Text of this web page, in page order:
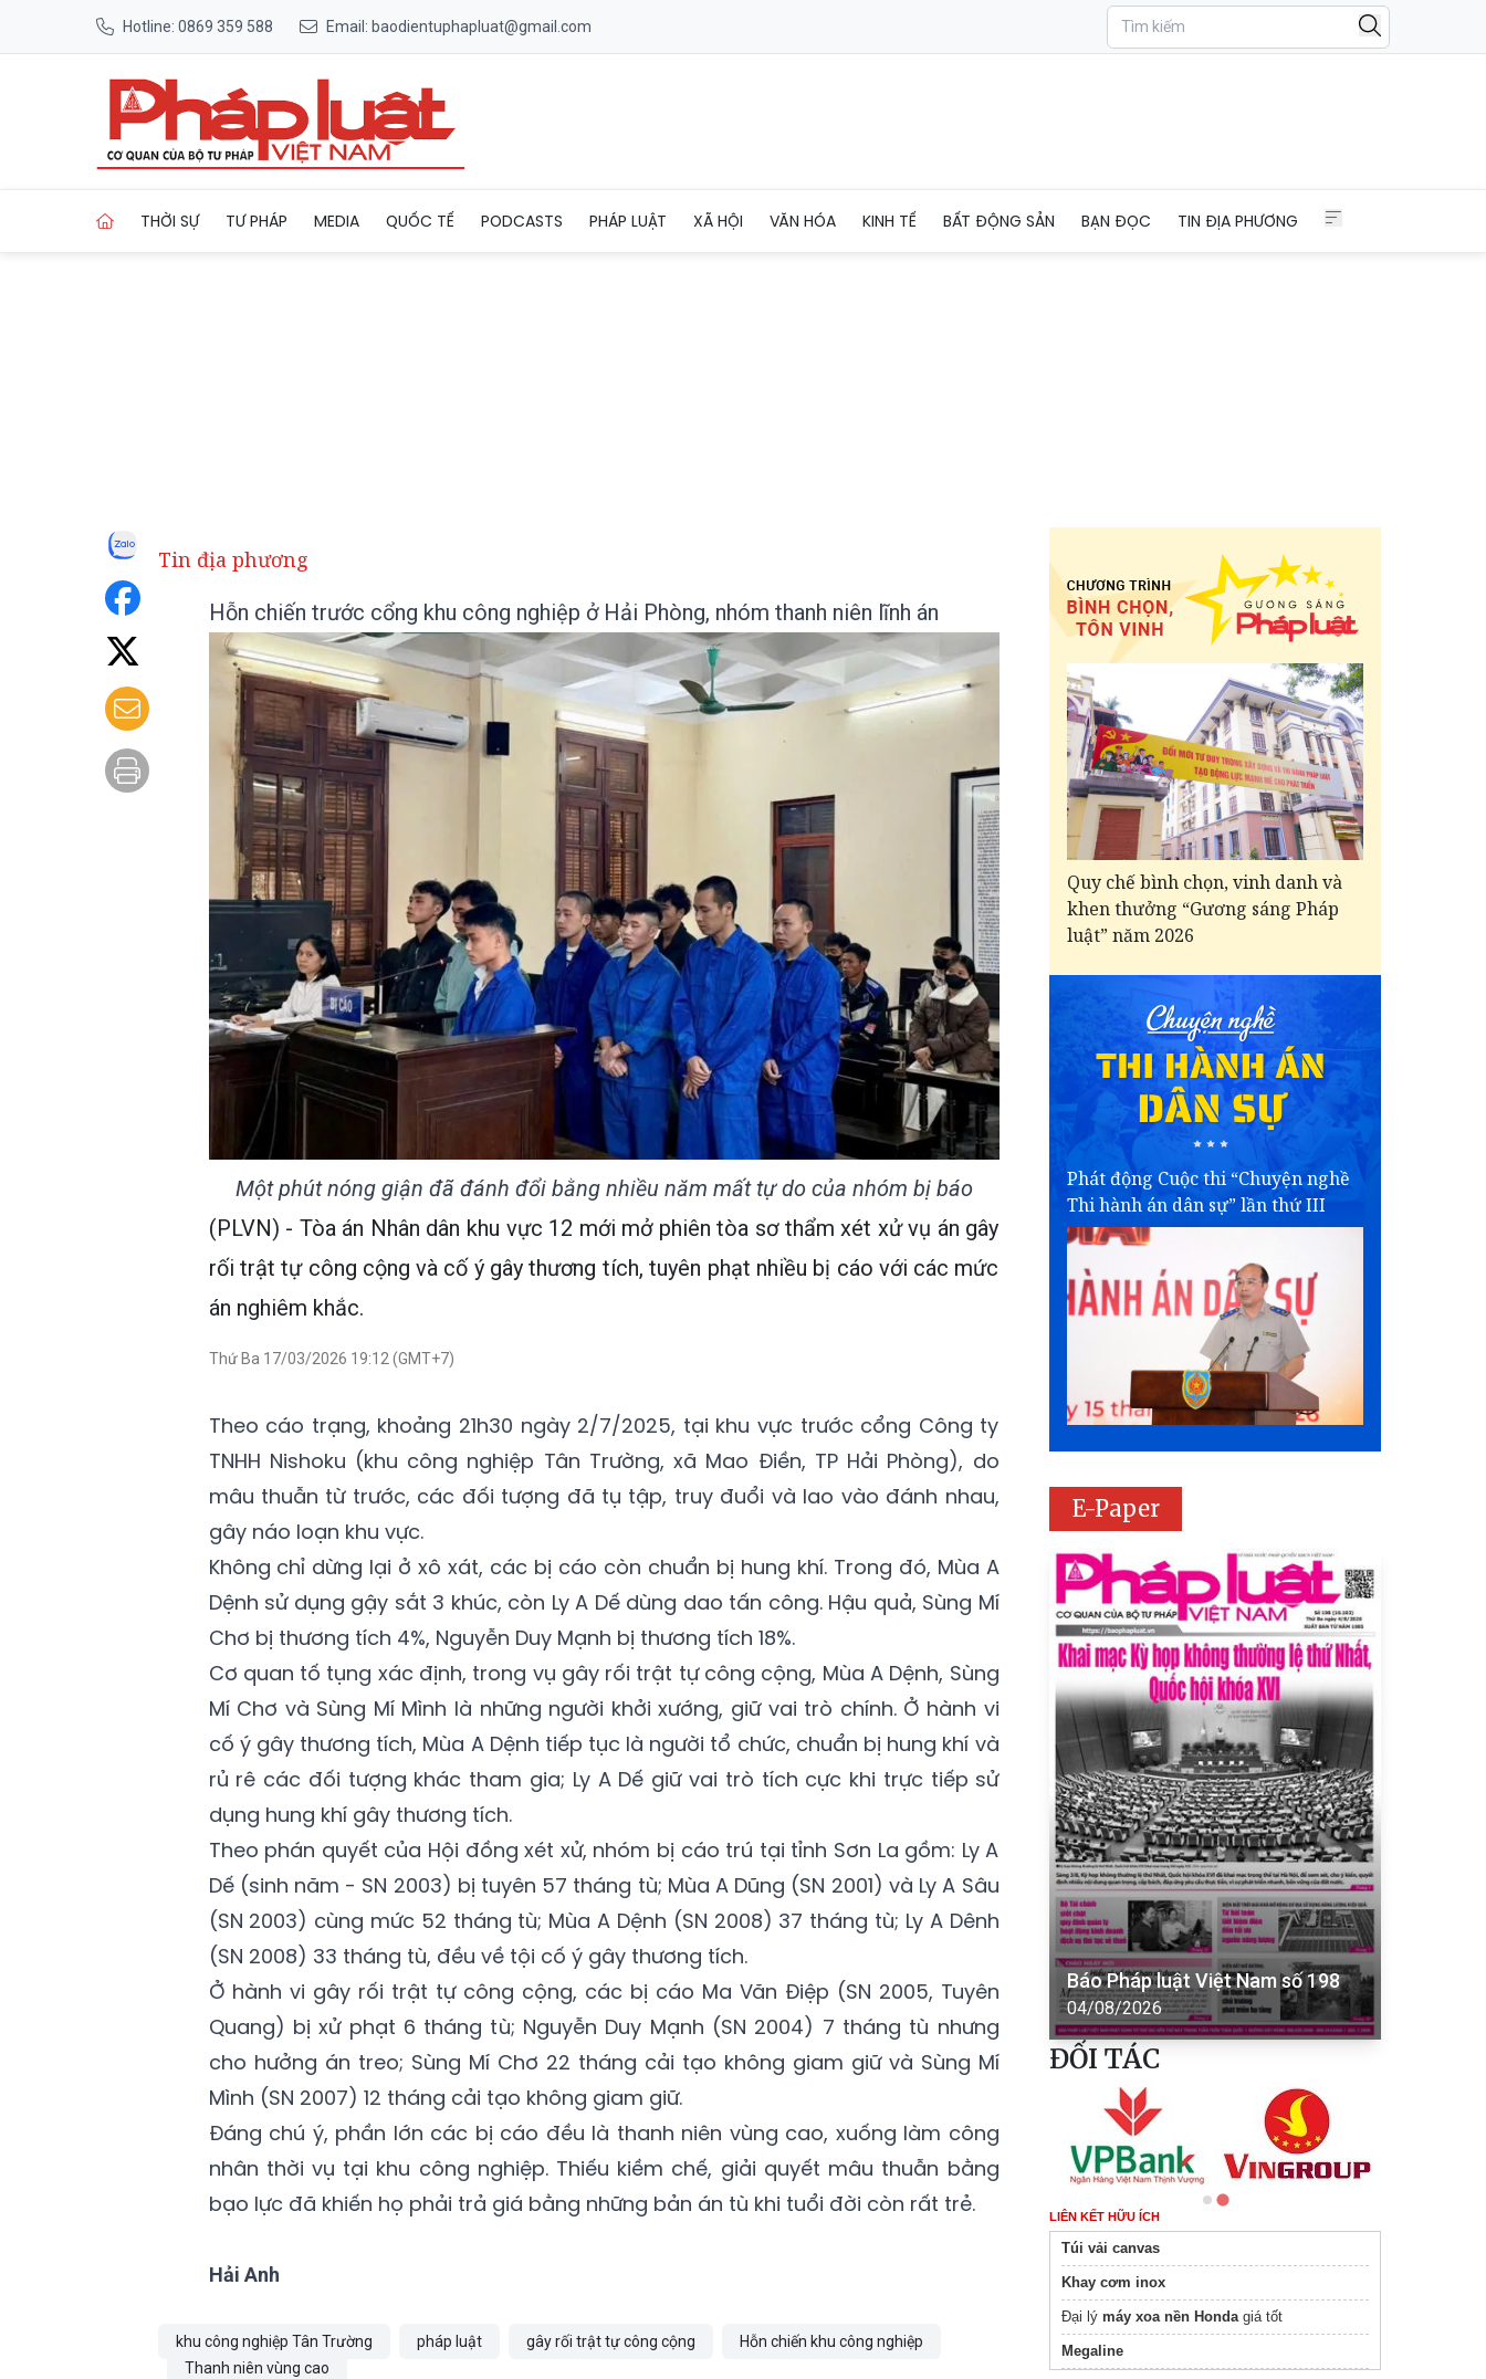
Hotline: 0869 359 588 Email: baodientuphapluat@gmail.com
THỜI SỰ TƯ PHÁP MEDIA QUỐC TẾ PODCASTS PHÁP LUẬT XÃ HỘI VĂN HÓA KINH TẾ BẤT ĐỘNG SẢN BẠN ĐỌC TIN ĐỊA PHƯƠNG
Tin địa phương
Hỗn chiến trước cổng khu công nghiệp ở Hải Phòng, nhóm thanh niên lĩnh án
Một phút nóng giận đã đánh đổi bằng nhiều năm mất tự do của nhóm bị báo
(PLVN) - Tòa án Nhân dân khu vực 12 mới mở phiên tòa sơ thẩm xét xử vụ án gây
rối trật tự công cộng và cố ý gây thương tích, tuyên phạt nhiều bị cáo với các mức
án nghiêm khắc.
Thứ Ba 17/03/2026 19:12 (GMT+7)
Theo cáo trạng, khoảng 21h30 ngày 2/7/2025, tại khu vực trước cổng Công ty
TNHH Nishoku (khu công nghiệp Tân Trường, xã Mao Điền, TP Hải Phòng), do
mâu thuẫn từ trước, các đối tượng đã tụ tập, truy đuổi và lao vào đánh nhau,
gây náo loạn khu vực.
Không chỉ dừng lại ở xô xát, các bị cáo còn chuẩn bị hung khí. Trong đó, Mùa A
Dệnh sử dụng gậy sắt 3 khúc, còn Ly A Dế dùng dao tấn công. Hậu quả, Sùng Mí
Chơ bị thương tích 4%, Nguyễn Duy Mạnh bị thương tích 18%.
Cơ quan tố tụng xác định, trong vụ gây rối trật tự công cộng, Mùa A Dệnh, Sùng
Mí Chơ và Sùng Mí Mình là những người khởi xướng, giữ vai trò chính. Ở hành vi
cố ý gây thương tích, Mùa A Dệnh tiếp tục là người tổ chức, chuẩn bị hung khí và
rủ rê các đối tượng khác tham gia; Ly A Dế giữ vai trò tích cực khi trực tiếp sử
dụng hung khí gây thương tích.
Theo phán quyết của Hội đồng xét xử, nhóm bị cáo trú tại tỉnh Sơn La gồm: Ly A
Dế (sinh năm - SN 2003) bị tuyên 57 tháng tù; Mùa A Dũng (SN 2001) và Ly A Sâu
(SN 2003) cùng mức 52 tháng tù; Mùa A Dệnh (SN 2008) 37 tháng tù; Ly A Dênh
(SN 2008) 33 tháng tù, đều về tội cố ý gây thương tích.
Ở hành vi gây rối trật tự công cộng, các bị cáo Ma Văn Điệp (SN 2005, Tuyên
Quang) bị xử phạt 6 tháng tù; Nguyễn Duy Mạnh (SN 2004) 7 tháng tù nhưng
cho hưởng án treo; Sùng Mí Chơ 22 tháng cải tạo không giam giữ và Sùng Mí
Mình (SN 2007) 12 tháng cải tạo không giam giữ.
Đáng chú ý, phần lớn các bị cáo đều là thanh niên vùng cao, xuống làm công
nhân thời vụ tại khu công nghiệp. Thiếu kiềm chế, giải quyết mâu thuẫn bằng
bạo lực đã khiến họ phải trả giá bằng những bản án tù khi tuổi đời còn rất trẻ.
Hải Anh
khu công nghiệp Tân Trường pháp luật gây rối trật tự công cộng
Hỗn chiến khu công nghiệp
Thanh niên vùng cao
Quy chế bình chọn, vinh danh và
khen thưởng “Gương sáng Pháp
luật” năm 2026
Phát động Cuộc thi “Chuyện nghề
Thi hành án dân sự” lần thứ III
E-Paper
Báo Pháp luật Việt Nam số 198
04/08/2026
ĐỐI TÁC
LIÊN KẾT HỮU ÍCH
Túi vải canvas
Khay cơm inox
Đại lý máy xoa nền Hondagiá tốt
Megaline